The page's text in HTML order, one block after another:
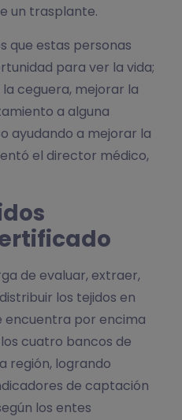
un trasplante.
que estas personas
para ver la vida;
ceguera, mejorar la
a alguna
ayudando a mejorar la
el director médico,
de evaluar, extraer,
los tejidos en
encuentra por encima
cuatro bancos de
región, logrando
de captación
los entes